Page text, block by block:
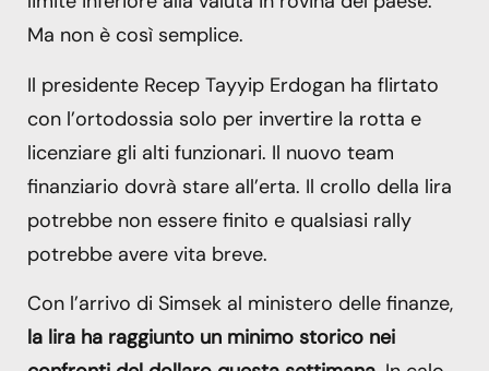
Ma non è così semplice.
Il presidente Recep Tayyip Erdogan ha flirtato
con l’ortodossia solo per invertire la rotta e
licenziare gli alti funzionari. Il nuovo team
finanziario dovrà stare all’erta. Il crollo della lira
potrebbe non essere finito e qualsiasi rally
potrebbe avere vita breve.
Con l’arrivo di Simsek al ministero delle finanze,
la lira ha raggiunto un minimo storico nei